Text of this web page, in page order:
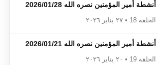
أنشطة أمير المؤمنين نصره الله 2026/01/28
الحلقة 18 • ٢٧ يناير ٢٠٢٦
أنشطة أمير المؤمنين نصره الله 2026/01/21
الحلقة 19 • ٢٠ يناير ٢٠٢٦